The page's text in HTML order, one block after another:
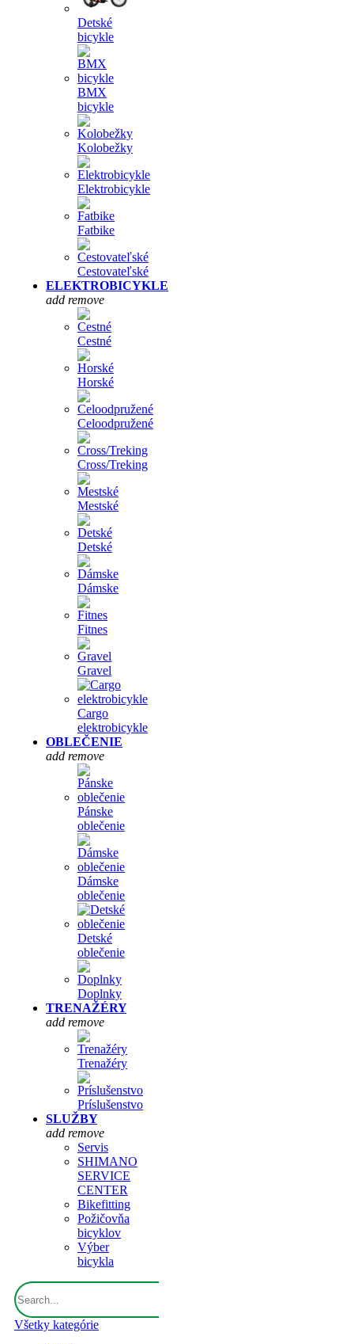
Detské
bicykle
BMX
bicykle
Kolobežky
Elektrobicykle
Fatbike
Cestovateľské
ELEKTROBICYKLE
add remove
Cestné
Horské
Celoodpružené
Cross/Treking
Mestské
Detské
Dámske
Fitnes
Gravel
Cargo
elektrobicykle
OBLEČENIE
add remove
Pánske
oblečenie
Dámske
oblečenie
Detské
oblečenie
Doplnky
TRENAŽÉRY
add remove
Trenažéry
Príslušenstvo
SLUŽBY
add remove
Servis
SHIMANO
SERVICE
CENTER
Bikefitting
Požičovňa
bicyklov
Výber
bicykla
Všetky kategórie